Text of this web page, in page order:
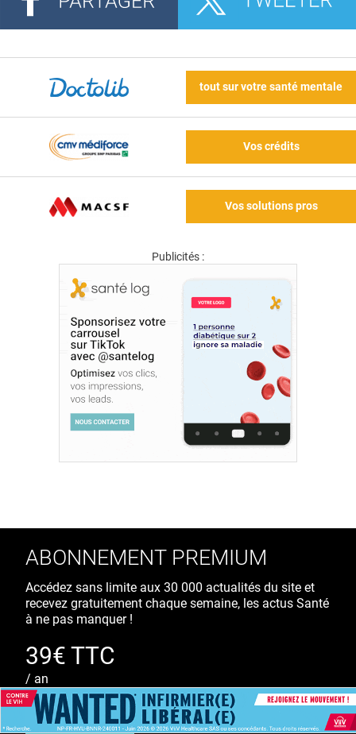
tout sur votre santé mentale
Vos crédits
Vos solutions pros
Publicités :
ABONNEMENT PREMIUM
Accédez sans limite aux 30 000 actualités du site et
recevez gratuitement chaque semaine, les actus Santé
à ne pas manquer !
39€ TTC
/ an
S'ABONNER